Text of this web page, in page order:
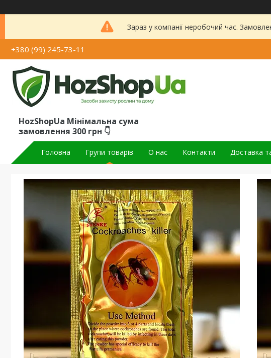
Зараз у компанії неробочий час.
+380 (99) 245-73-11
HozShopUa Мінімальна сума
замовлення 300 грн 👇
Головна Групи товарів О нас Контакти Доставка